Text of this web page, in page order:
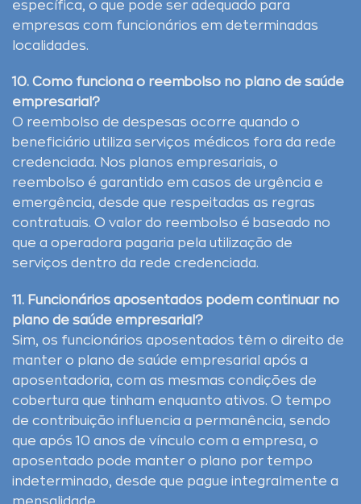
específica, o que pode ser adequado para
empresas com funcionários em determinadas
localidades.
10. Como funciona o reembolso no plano de saúde
empresarial?
O reembolso de despesas ocorre quando o
beneficiário utiliza serviços médicos fora da rede
credenciada. Nos planos empresariais, o
reembolso é garantido em casos de urgência e
emergência, desde que respeitadas as regras
contratuais. O valor do reembolso é baseado no
que a operadora pagaria pela utilização de
serviços dentro da rede credenciada.
11. Funcionários aposentados podem continuar no
plano de saúde empresarial?
Sim, os funcionários aposentados têm o direito de
manter o plano de saúde empresarial após a
aposentadoria, com as mesmas condições de
cobertura que tinham enquanto ativos. O tempo
de contribuição influencia a permanência, sendo
que após 10 anos de vínculo com a empresa, o
aposentado pode manter o plano por tempo
indeterminado, desde que pague integralmente a